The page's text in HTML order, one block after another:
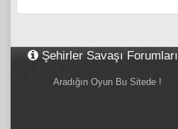
Şehirler Savaşı Forumları
Aradığın Oyun Bu Sitede !